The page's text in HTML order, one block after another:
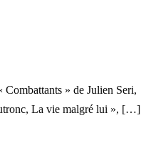
» de Julien Seri,
La vie malgré lui », […]